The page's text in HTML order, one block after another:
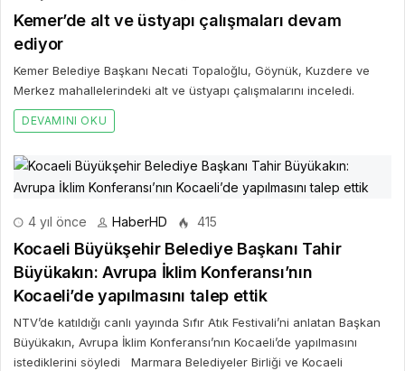
Kemer’de alt ve üstyapı çalışmaları devam
ediyor
Kemer Belediye Başkanı Necati Topaloğlu, Göynük, Kuzdere ve
Merkez mahallelerindeki alt ve üstyapı çalışmalarını inceledi.
DEVAMINI OKU
4 yıl önce HaberHD 415
Kocaeli Büyükşehir Belediye Başkanı Tahir
Büyükakın: Avrupa İklim Konferansı’nın
Kocaeli’de yapılmasını talep ettik
NTV’de katıldığı canlı yayında Sıfır Atık Festivali’ni anlatan Başkan
Büyükakın, Avrupa İklim Konferansı’nın Kocaeli’de yapılmasını
istediklerini söyledi Marmara Belediyeler Birliği ve Kocaeli